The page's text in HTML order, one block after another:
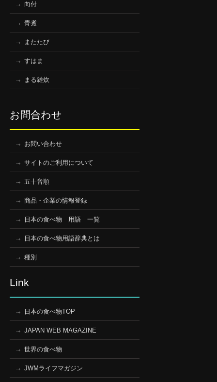
向付
青煮
またたび
すはま
まる雑炊
お問合わせ
お問い合わせ
サイトのご利用について
五十音順
商品・企業の情報登録
日本の食べ物 用語 一覧
日本の食べ物用語辞典とは
種別
Link
日本の食べ物TOP
JAPAN WEB MAGAZINE
世界の食べ物
JWMライフマガジン